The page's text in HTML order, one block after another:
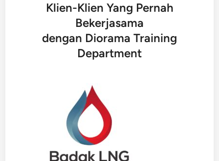
Klien-Klien Yang Pernah
Bekerjasama
dengan Diorama Training
Department